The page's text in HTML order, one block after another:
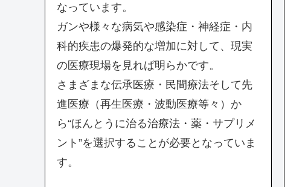
なっています。
ガンや様々な病気や感染症・神経症・内
科的疾患の爆発的な増加に対して、現実
の医療現場を見れば明らかです。
さまざまな伝承医療・民間療法そして先
進医療（再生医療・波動医療等々）か
ら“ほんとうに治る治療法・薬・サプリメ
ント”を選択することが必要となっていま
す。